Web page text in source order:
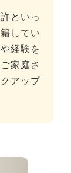
といっ
してい
経験を
家庭さ
アップ